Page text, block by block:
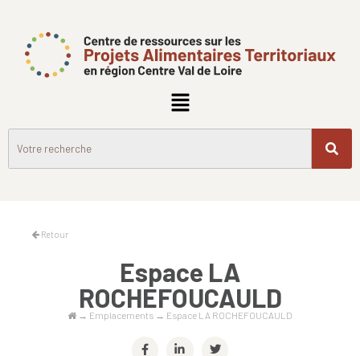
Retour
Espace LA
ROCHEFOUCAULD
→ Emplacements → Espace LA ROCHEFOUCAULD